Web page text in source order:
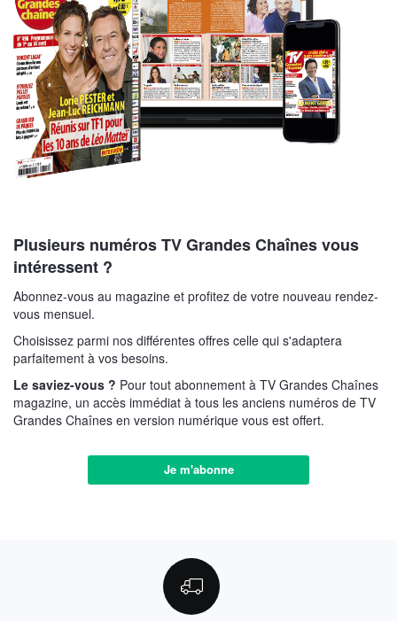
Plusieurs numéros TV Grandes Chaînes vous
intéressent ?
Abonnez-vous au magazine et profitez de votre nouveau rendez-
vous mensuel.
Choisissez parmi nos différentes offres celle qui s'adaptera
parfaitement à vos besoins.
Le saviez-vous ? Pour tout abonnement à TV Grandes Chaînes
magazine, un accès immédiat à tous les anciens numéros de TV
Grandes Chaînes en version numérique vous est offert.
Je m'abonne